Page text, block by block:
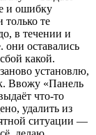
и ошибку
те
в течении и
они оставались
какой.
установлю,
Ввожу «Панель
что-то
удалить из
ситуации —